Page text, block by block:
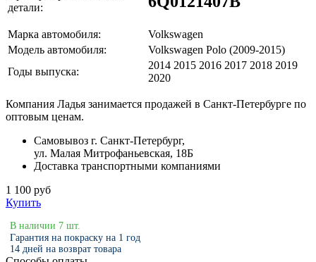
детали:
Марка автомобиля:
Volkswagen
Модель автомобиля:
Volkswagen Polo (2009-2015)
Годы выпуска:
2014 2015 2016 2017 2018 2019
2020
Компания Ладья занимается продажей в Санкт-Петербурге по
оптовым ценам.
Самовывоз г. Санкт-Петербург,
ул. Малая Митрофаньевская, 18Б
Доставка транспортными компаниями
1 100 руб
Купить
В наличии 7 шт.
Гарантия на покраску на 1 год
14 дней на возврат товара